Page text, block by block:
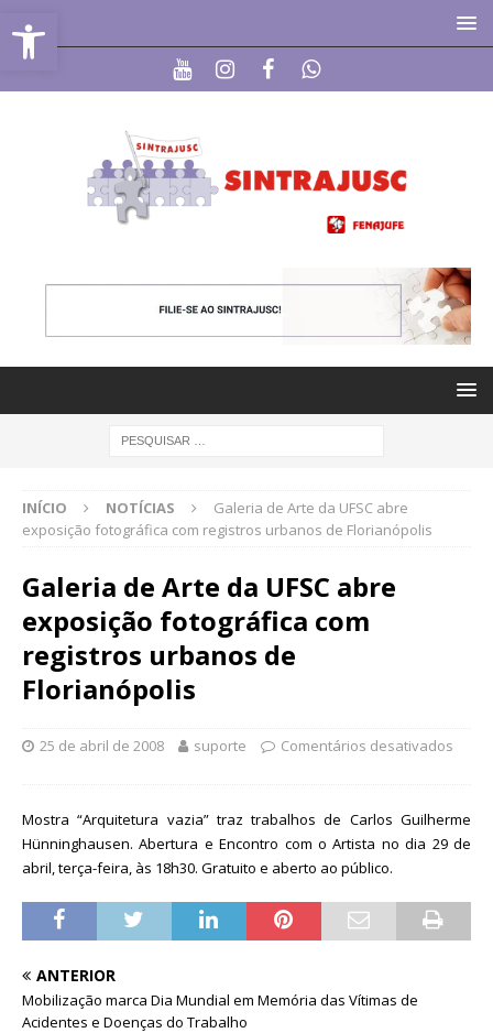
Abrir a barra de ferramentas
INÍCIO NOTÍCIAS
Galeria de Arte da UFSC abre
exposição fotográfica com registros urbanos de Florianópolis
Galeria de Arte da UFSC abre
exposição fotográfica com
registros urbanos de
Florianópolis
25 de abril de 2008 suporte Comentários desativados
Mostra “Arquitetura vazia” traz trabalhos de Carlos Guilherme
Hünninghausen. Abertura e Encontro com o Artista no dia 29 de
abril, terça-feira, às 18h30. Gratuito e aberto ao público.
ANTERIOR
Mobilização marca Dia Mundial em Memória das Vítimas de
Acidentes e Doenças do Trabalho